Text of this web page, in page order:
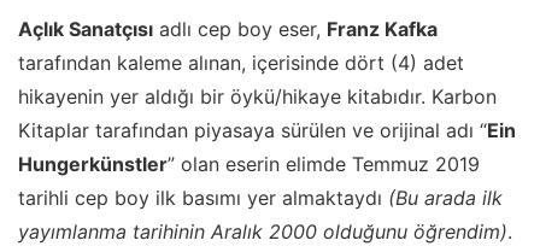
Açlık Sanatçısı adlı cep boy eser, Franz Kafka
tarafından kaleme alınan, içerisinde dört (4) adet
hikayenin yer aldığı bir öykü/hikaye kitabıdır. Karbon
Kitaplar tarafından piyasaya sürülen ve orijinal adı “Ein
Hungerkünstler” olan eserin elimde Temmuz 2019
tarihli cep boy ilk basımı yer almaktaydı (Bu arada ilk
yayımlanma tarihinin Aralık 2000 olduğunu öğrendim).